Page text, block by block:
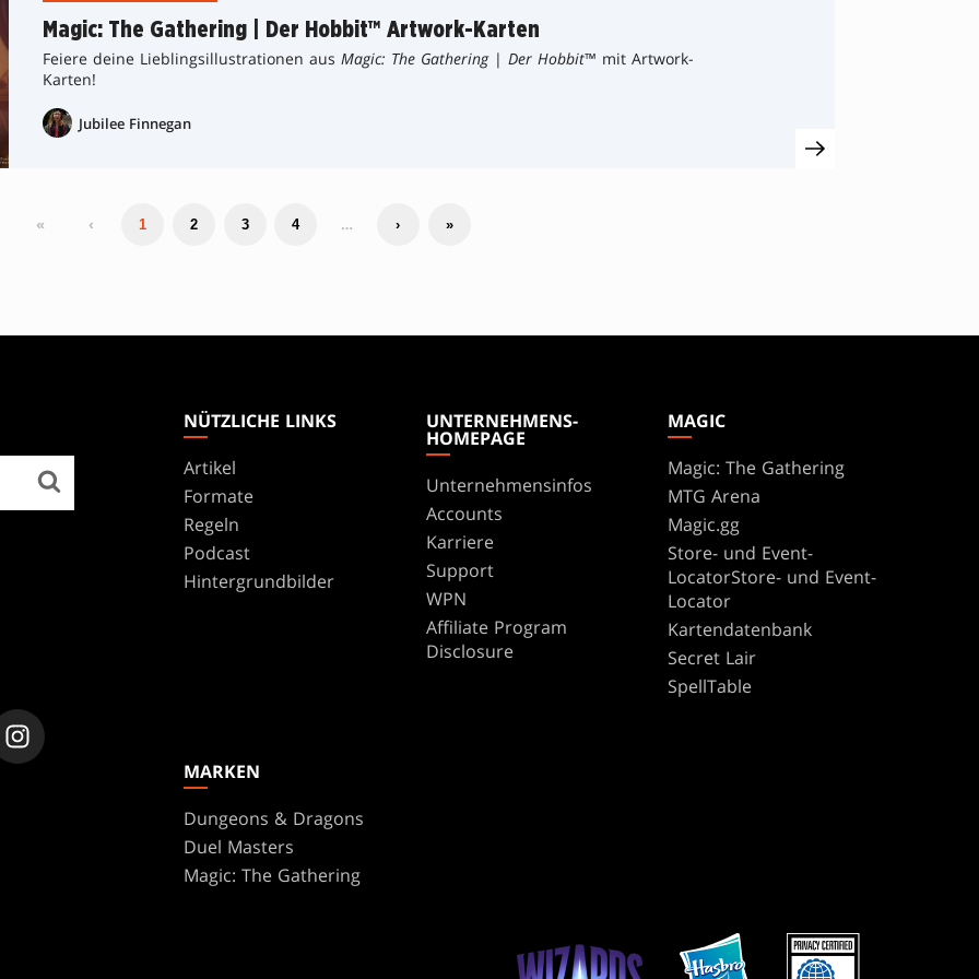
Magic: The Gathering | Der Hobbit™ Artwork-Karten
Feiere deine Lieblingsillustrationen aus Magic: The Gathering| Der Hobbit™ mit Artwork-
Karten!
Jubilee Finnegan
« ‹ 1 2 3 4 … › »
NÜTZLICHE LINKS
Artikel
Formate
Regeln
Podcast
Hintergrundbilder
UNTERNEHMENS-
HOMEPAGE
Unternehmensinfos
Accounts
Karriere
Support
WPN
Affiliate Program
Disclosure
MAGIC
Magic: The Gathering
MTG Arena
Magic.gg
Store- und Event-
LocatorStore- und Event-
Locator
Kartendatenbank
Secret Lair
SpellTable
MARKEN
Dungeons & Dragons
Duel Masters
Magic: The Gathering